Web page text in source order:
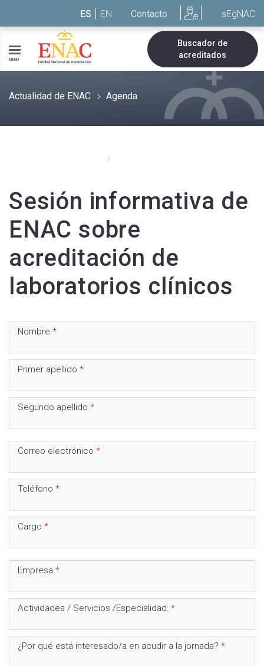
ES EN Contacto sEgNAC
MENÚ
Buscador de
acreditados
Actualidad de ENAC Agenda
/
Sesión informativa de
ENAC sobre
acreditación de
laboratorios clínicos
Nombre *Campo
Primer apellido *Campo
Segundo apellido *Campo
Correo electrónico *Campo
Teléfono *Campo
Cargo *Campo
Empresa *Campo
Actividades / Servicios /Especialidad: *Campo
¿Por qué está interesado/a en acudir a la jornada? *Campo